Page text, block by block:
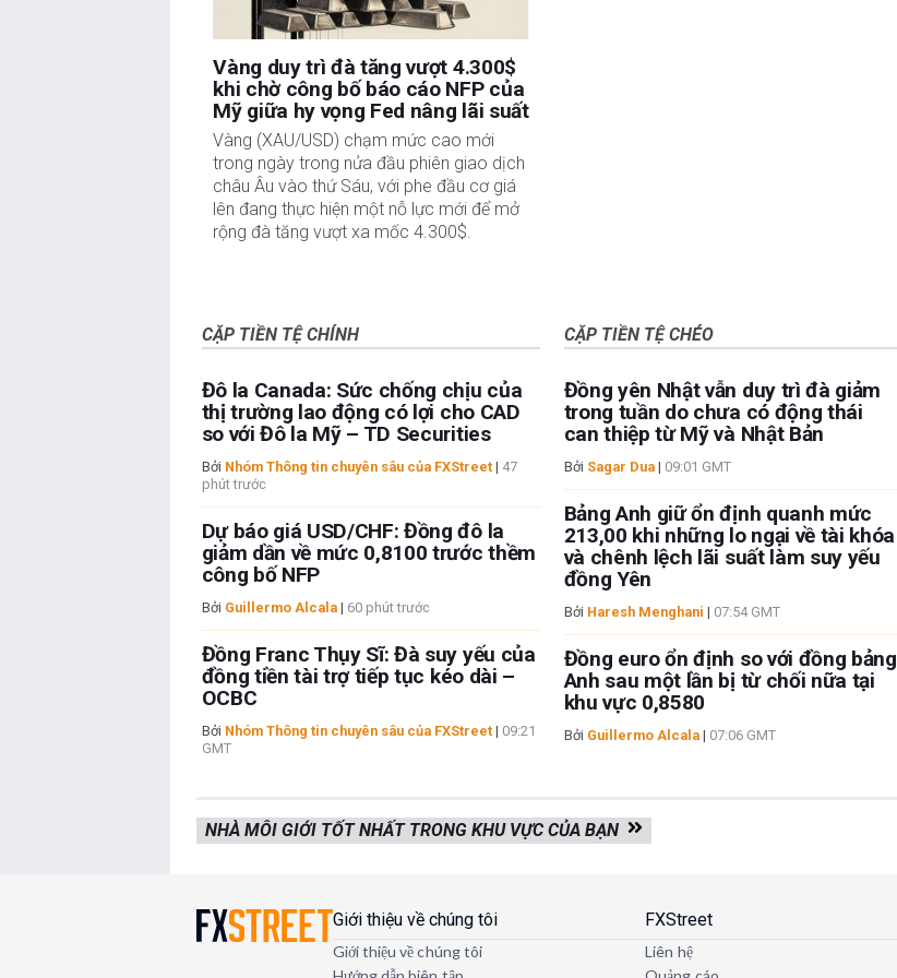
Vàng duy trì đà tăng vượt 4.300$
khi chờ công bố báo cáo NFP của
Mỹ giữa hy vọng Fed nâng lãi suất
Vàng (XAU/USD) chạm mức cao mới
trong ngày trong nửa đầu phiên giao dịch
châu Âu vào thứ Sáu, với phe đầu cơ giá
lên đang thực hiện một nỗ lực mới để mở
rộng đà tăng vượt xa mốc 4.300$.
CẶP TIỀN TỆ CHÍNH
Đô la Canada: Sức chống chịu của
thị trường lao động có lợi cho CAD
so với Đô la Mỹ – TD Securities
Bởi Nhóm Thông tin chuyên sâu của FXStreet| 47
phút trước
Dự báo giá USD/CHF: Đồng đô la
giảm dần về mức 0,8100 trước thềm
công bố NFP
Bởi Guillermo Alcala| 60 phút trước
Đồng Franc Thụy Sĩ: Đà suy yếu của
đồng tiền tài trợ tiếp tục kéo dài –
OCBC
Bởi Nhóm Thông tin chuyên sâu của FXStreet| 09:21
GMT
CẶP TIỀN TỆ CHÉO
Đồng yên Nhật vẫn duy trì đà giảm
trong tuần do chưa có động thái
can thiệp từ Mỹ và Nhật Bản
Bởi Sagar Dua| 09:01 GMT
Bảng Anh giữ ổn định quanh mức
213,00 khi những lo ngại về tài khóa
và chênh lệch lãi suất làm suy yếu
đồng Yên
Bởi Haresh Menghani | 07:54 GMT
Đồng euro ổn định so với đồng bảng
Anh sau một lần bị từ chối nữa tại
khu vực 0,8580
Bởi Guillermo Alcala| 07:06 GMT
NHÀ MÔI GIỚI TỐT NHẤT TRONG KHU VỰC CỦA BẠN
Giới thiệu về chúng tôi
Giới thiệu về chúng tôi
FXStreet
Liên hệ